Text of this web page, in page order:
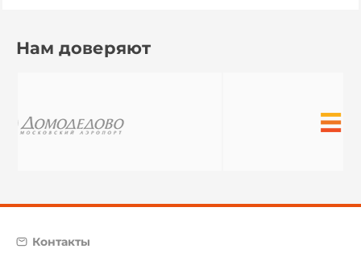
Нам доверяют
Контакты